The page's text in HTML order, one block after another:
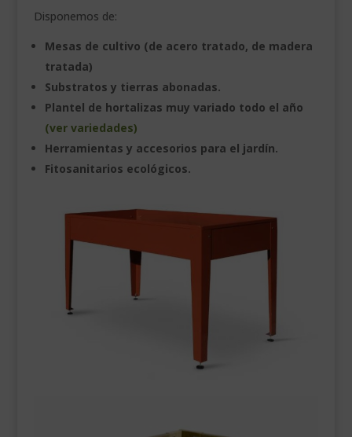
___________________________
VEURE EN CATALÀ
Disponemos de:
Mesas de cultivo (de acero tratado, de madera
tratada)
Substratos y tierras abonadas.
Plantel de hortalizas muy variado todo el año
(ver variedades)
Herramientas y accesorios para el jardín.
Fitosanitarios ecológicos.